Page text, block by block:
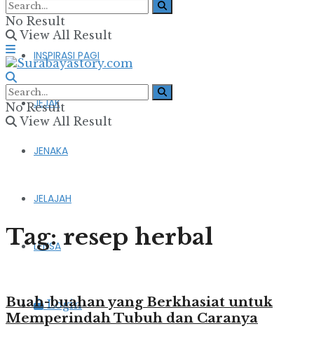
FIKSI & PUISI
INSPIRASI PAGI
JEJAK
JENAKA
JELAJAH
LENSA
Login
No Result
View All Result
No Result
View All Result
Tag:resep herbal
Buah-buahan yang Berkhasiat untuk
Memperindah Tubuh dan Caranya